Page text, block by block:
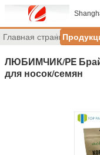
Главная страница
ЛЮБИМЧИК/PE
для носок/семян